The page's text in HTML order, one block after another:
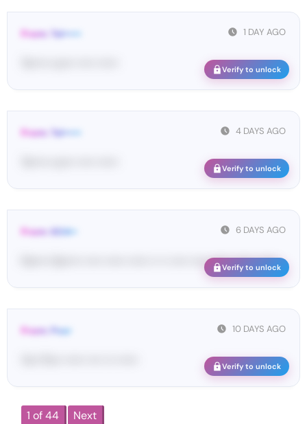
1 DAY AGO
From: Tel•••••
Verify to unlock
4 DAYS AGO
From: Tel•••••
Verify to unlock
6 DAYS AGO
From: 604••
Pa••••• Se••••• ••••• •••••• •••••• •• •• ••••• ••••• •••••• •••••• ••••••
Verify to unlock
10 DAYS AGO
From: Pos•
Verify to unlock
1 of 44
Next